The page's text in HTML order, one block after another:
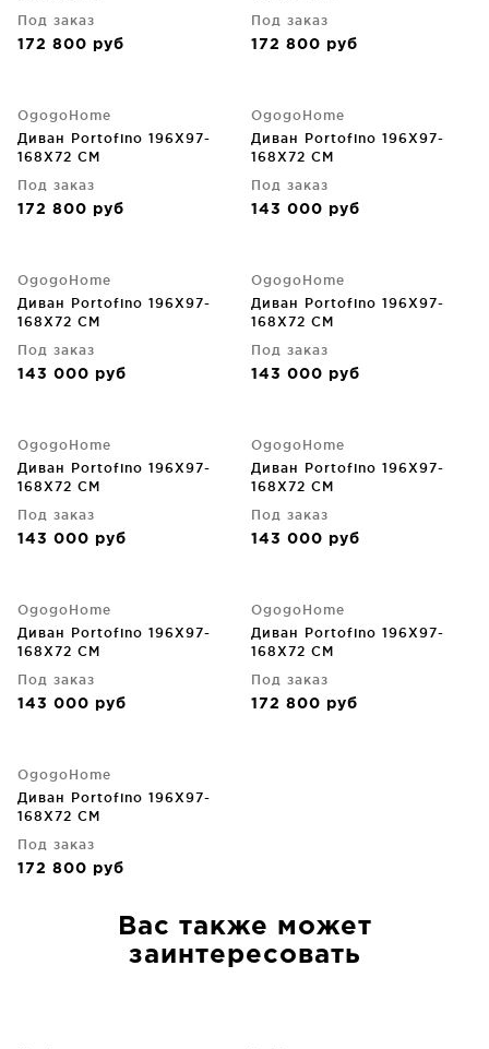
Под заказ
172 800 руб
Под заказ
172 800 руб
OgogoHome
Диван Portofino 196X97-
168X72 CM
Под заказ
172 800 руб
OgogoHome
Диван Portofino 196X97-
168X72 CM
Под заказ
143 000 руб
OgogoHome
Диван Portofino 196X97-
168X72 CM
Под заказ
143 000 руб
OgogoHome
Диван Portofino 196X97-
168X72 CM
Под заказ
143 000 руб
OgogoHome
Диван Portofino 196X97-
168X72 CM
Под заказ
143 000 руб
OgogoHome
Диван Portofino 196X97-
168X72 CM
Под заказ
143 000 руб
OgogoHome
Диван Portofino 196X97-
168X72 CM
Под заказ
143 000 руб
OgogoHome
Диван Portofino 196X97-
168X72 CM
Под заказ
172 800 руб
OgogoHome
Диван Portofino 196X97-
168X72 CM
Под заказ
172 800 руб
Вас также может
заинтересовать